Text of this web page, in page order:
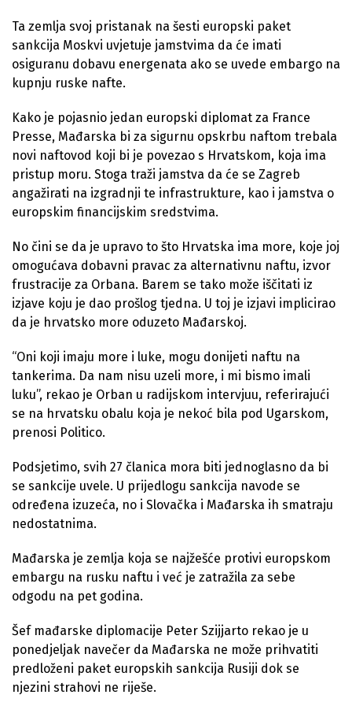
Ta zemlja svoj pristanak na šesti europski paket
sankcija Moskvi uvjetuje jamstvima da će imati
osiguranu dobavu energenata ako se uvede embargo na
kupnju ruske nafte.
Kako je pojasnio jedan europski diplomat za France
Presse, Mađarska bi za sigurnu opskrbu naftom trebala
novi naftovod koji bi je povezao s Hrvatskom, koja ima
pristup moru. Stoga traži jamstva da će se Zagreb
angažirati na izgradnji te infrastrukture, kao i jamstva o
europskim financijskim sredstvima.
No čini se da je upravo to što Hrvatska ima more, koje joj
omogućava dobavni pravac za alternativnu naftu, izvor
frustracije za Orbana. Barem se tako može iščitati iz
izjave koju je dao prošlog tjedna. U toj je izjavi implicirao
da je hrvatsko more oduzeto Mađarskoj.
“Oni koji imaju more i luke, mogu donijeti naftu na
tankerima. Da nam nisu uzeli more, i mi bismo imali
luku”, rekao je Orban u radijskom intervjuu, referirajući
se na hrvatsku obalu koja je nekoć bila pod Ugarskom,
prenosi Politico.
Podsjetimo, svih 27 članica mora biti jednoglasno da bi
se sankcije uvele. U prijedlogu sankcija navode se
određena izuzeća, no i Slovačka i Mađarska ih smatraju
nedostatnima.
Mađarska je zemlja koja se najžešće protivi europskom
embargu na rusku naftu i već je zatražila za sebe
odgodu na pet godina.
Šef mađarske diplomacije Peter Szijjarto rekao je u
ponedjeljak navečer da Mađarska ne može prihvatiti
predloženi paket europskih sankcija Rusiji dok se
njezini strahovi ne riješe.